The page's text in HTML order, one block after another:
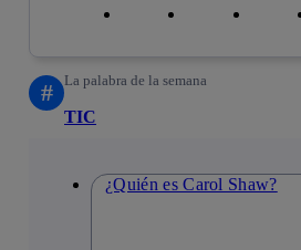
# La palabra de la semana
TIC
¿Quién es Carol Shaw?